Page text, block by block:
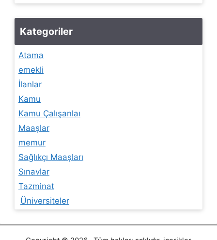
Kategoriler
Atama
emekli
İlanlar
Kamu
Kamu Çalışanlaı
Maaşlar
memur
Sağlıkçı Maaşları
Sınavlar
Tazminat
Üniversiteler